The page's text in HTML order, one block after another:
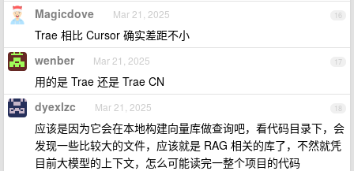
16
Magicdove Mar 21, 2025
Trae 相比 Cursor 确实差距不小
17
wenber Mar 21, 2025
用的是 Trae 还是 Trae CN
18
dyexlzc Mar 21, 2025
应该是因为它会在本地构建向量库做查询吧，看代码目录下，会
发现一些比较大的文件，应该就是 RAG 相关的库了，不然就凭
目前大模型的上下文，怎么可能读完一整个项目的代码